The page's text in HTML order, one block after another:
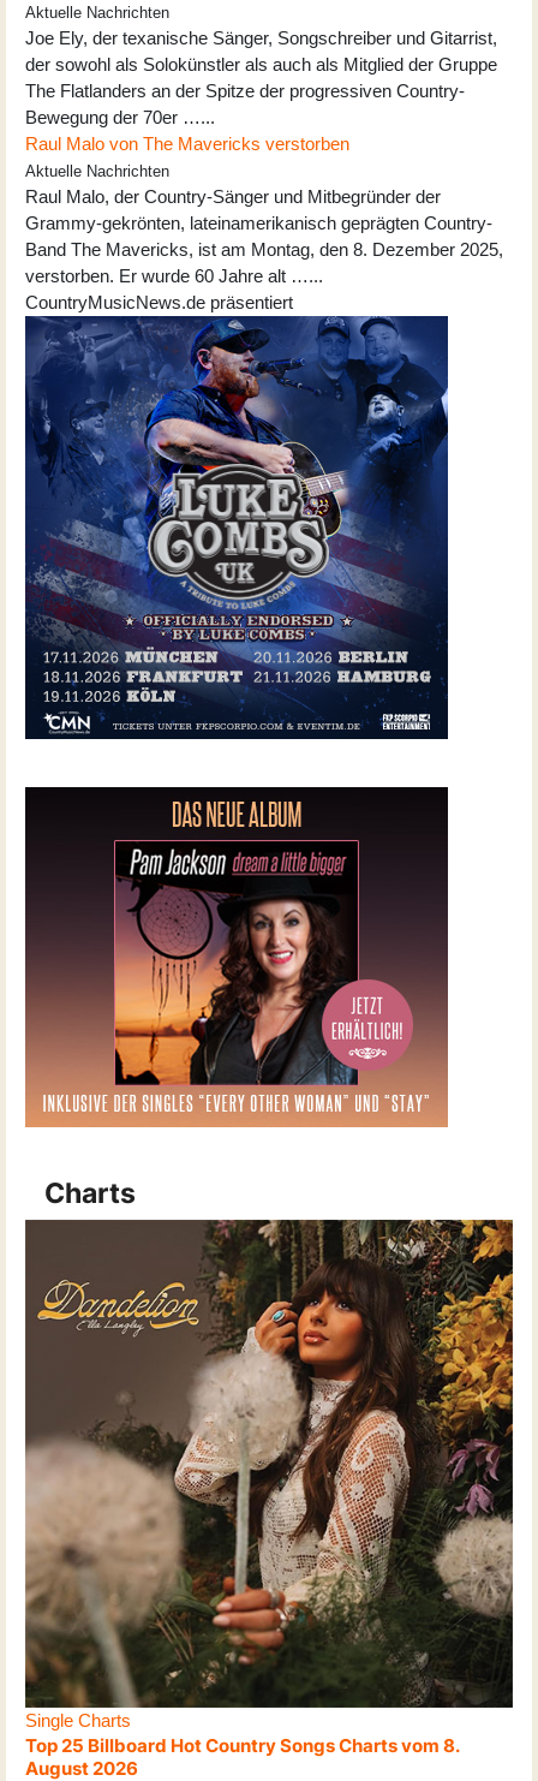
Aktuelle Nachrichten
Joe Ely, der texanische Sänger, Songschreiber und Gitarrist,
der sowohl als Solokünstler als auch als Mitglied der Gruppe
The Flatlanders an der Spitze der progressiven Country-
Bewegung der 70er …...
Raul Malo von The Mavericks verstorben
Aktuelle Nachrichten
Raul Malo, der Country-Sänger und Mitbegründer der
Grammy-gekrönten, lateinamerikanisch geprägten Country-
Band The Mavericks, ist am Montag, den 8. Dezember 2025,
verstorben. Er wurde 60 Jahre alt …...
CountryMusicNews.de präsentiert
Charts
Single Charts
Top 25 Billboard Hot Country Songs Charts vom 8.
August 2026